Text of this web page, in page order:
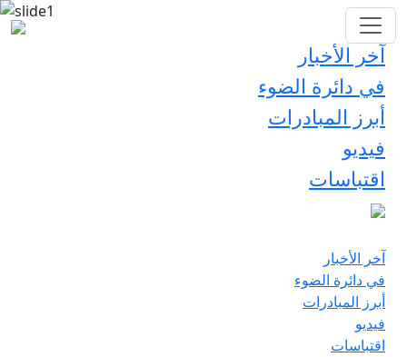
آخر الأخبار
في دائرة الضوء
أبرز المبادرات
فيديو
اقتباسات
آخر الأخبار
في دائرة الضوء
أبرز المبادرات
فيديو
اقتباسات